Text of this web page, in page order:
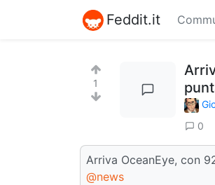
Feddit.it
1
0
Arriva OceanEye, con
@news